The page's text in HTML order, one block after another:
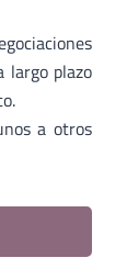
largo plazo
a otros